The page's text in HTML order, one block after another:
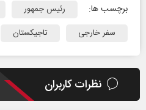
برچسب ها: رئیس جمهور
سفر خارجی
تاجیکستان
نظرات کاربران